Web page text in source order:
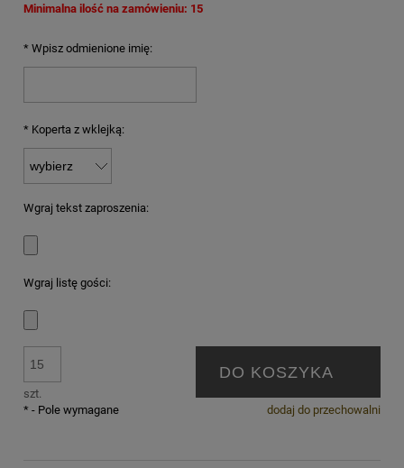
Minimalna ilość na zamówieniu: 15
* Wpisz odmienione imię:
* Koperta z wklejką:
Wgraj tekst zaproszenia:
Wgraj listę gości:
szt.
DO KOSZYKA
dodaj do przechowalni
* - Pole wymagane